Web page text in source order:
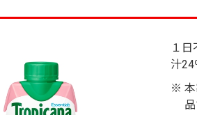
１
汁24
※